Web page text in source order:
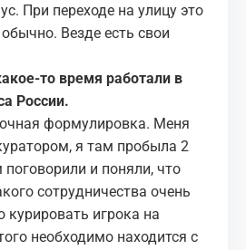
При переходе на улицу это
Везде есть свои
то время работали в
России.
формулировка. Меня
я там пробыла 2
и поняли, что
сотрудничества очень
игрока на
необходимо находится с